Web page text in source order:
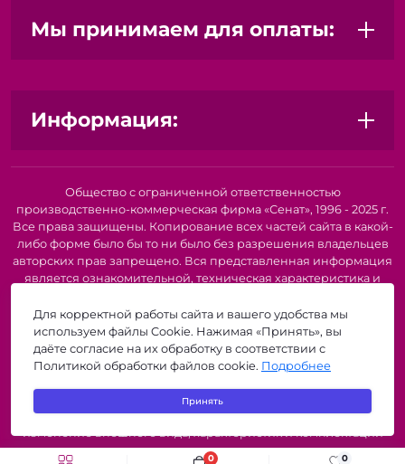
0
0
Мы принимаем для оплаты:
Информация:
Общество с ограниченной ответственностью
производственно-коммерческая фирма «Сенат», 1996 - 2025 г.
Все права защищены. Копирование всех частей сайта в какой-
либо форме было бы то ни было без разрешения владельцев
авторских прав запрещено. Вся представленная информация
является ознакомительной, техническая характеристика и
информации о наличии и стоимости указанных товаров и
(или) услуг, пожалуйста, обратитесь к нашим менеджерам по
телефону или по электронной почте. Описание и
изображение товара носят информационный характер и
представленных в технической документации производителя.
Производители о предоставлении за собой права на
изменение внешнего вида, характеристик и комплектации
товара, предварительно не уведомляя продавцов и
Для корректной работы сайта и вашего удобства мы
используем файлы Cookie. Нажимая «Принять», вы
даёте согласие на их обработку в соответствии с
Политикой обработки файлов cookie. Подробнее
Принять